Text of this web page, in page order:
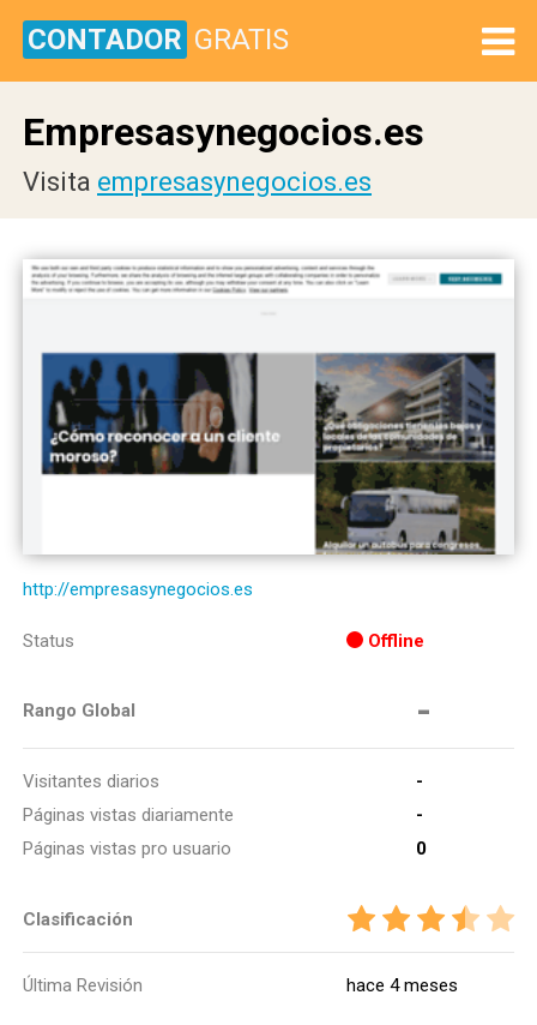
CONTADOR GRATIS
Empresasynegocios.es
Visita empresasynegocios.es
http://empresasynegocios.es
Status Offline
Rango Global -
Visitantes diarios
-
Páginas vistas diariamente
-
Páginas vistas pro usuario
0
Clasificación
Última Revisión hace 4 meses